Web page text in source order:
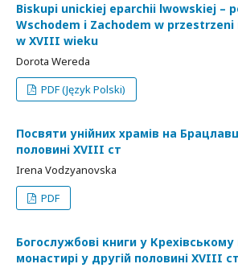
Biskupi unickiej eparchii lwowskiej –
Wschodem i Zachodem w
w XVIII wieku
Dorota Wereda
PDF (Język Polski)
Посвяти унійних храмів на
половині XVIII ст
Irena Vodzyanovska
PDF
Богослужбові книги у
монастирі у другій половині XVIII